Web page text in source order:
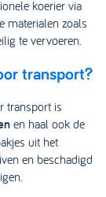
koerier via
materialen zoals
te vervoeren.
transport?
transport is
en haal ook de
uit het
en beschadigd